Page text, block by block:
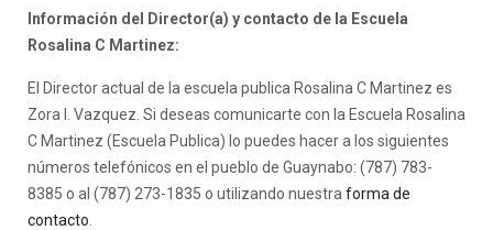
Información del Director(a) y contacto de la Escuela
Rosalina C Martinez:
El Director actual de la escuela publica Rosalina C Martinez es
Zora I. Vazquez. Si deseas comunicarte con la Escuela Rosalina
C Martinez (Escuela Publica) lo puedes hacer a los siguientes
números telefónicos en el pueblo de Guaynabo: (787) 783-
8385 o al (787) 273-1835 o utilizando nuestra forma de
contacto